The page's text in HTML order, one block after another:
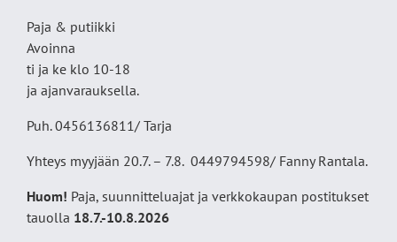
Paja & putiikki
Avoinna
ti ja ke klo 10-18
ja ajanvarauksella.
Puh. 0456136811/ Tarja
Yhteys myyjään 20.7. – 7.8. 0449794598/ Fanny Rantala.
Huom! Paja, suunnitteluajat ja verkkokaupan postitukset
tauolla 18.7.-10.8.2026